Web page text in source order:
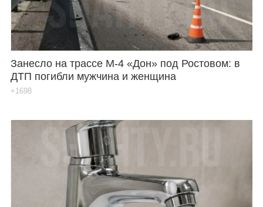
Занесло на трассе М-4 «Дон» под Ростовом: в
ДТП погибли мужчина и женщина
+1698